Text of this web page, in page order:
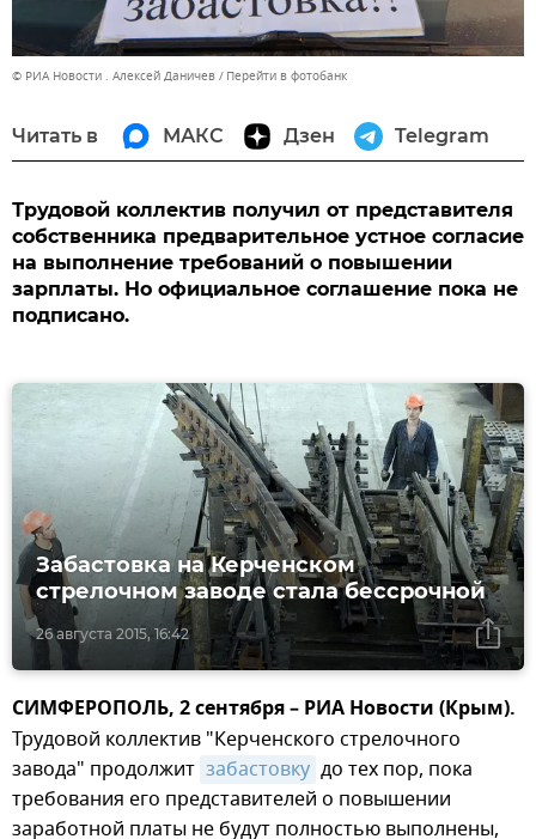
© РИА Новости . Алексей Даничев Перейти в фотобанк
Читать в МАКС Дзен Telegram
Трудовой коллектив получил от представителя
собственника предварительное устное согласие
на выполнение требований о повышении
зарплаты. Но официальное соглашение пока не
подписано.
26 августа 2015, 16:42
Забастовка на Керченском
стрелочном заводе стала бессрочной
СИМФЕРОПОЛЬ, 2 сентября – РИА Новости (Крым).
Трудовой коллектив "Керченского стрелочного
завода" продолжит забастовку до тех пор, пока
требования его представителей о повышении
заработной платы не будут полностью выполнены,